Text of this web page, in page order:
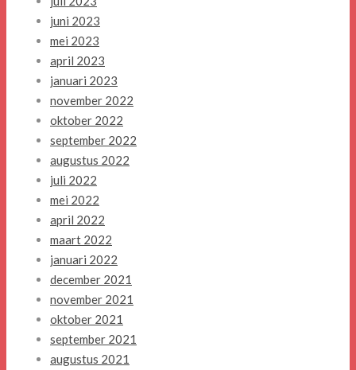
juni 2023
mei 2023
april 2023
januari 2023
november 2022
oktober 2022
september 2022
augustus 2022
juli 2022
mei 2022
april 2022
maart 2022
januari 2022
december 2021
november 2021
oktober 2021
september 2021
augustus 2021